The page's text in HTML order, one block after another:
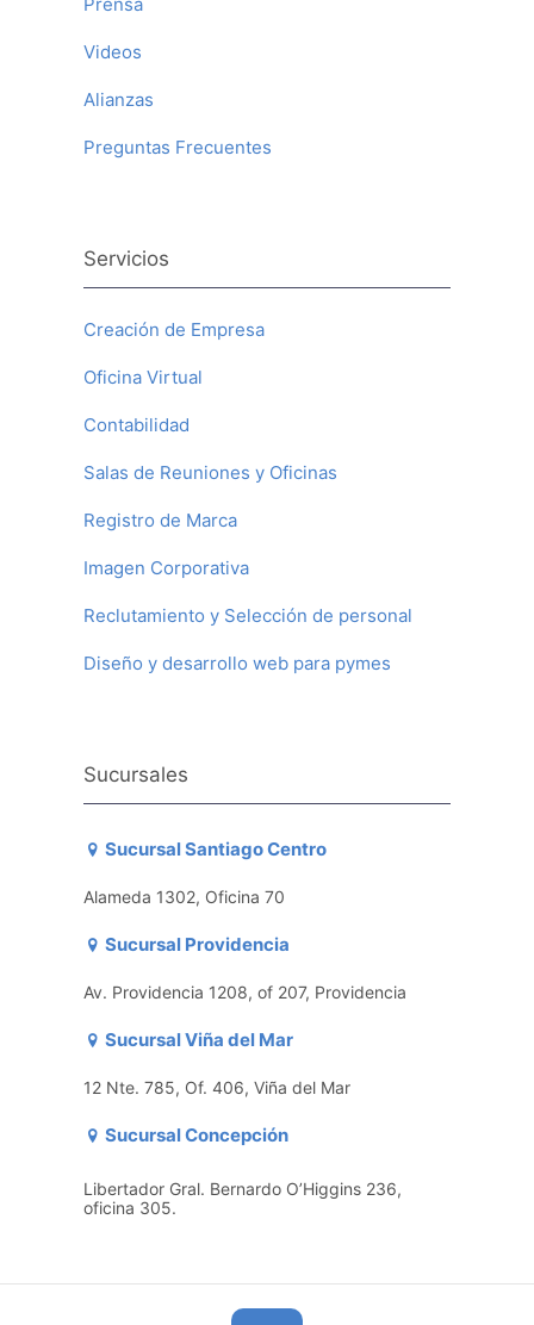
Videos
Alianzas
Preguntas Frecuentes
Servicios
Creación de Empresa
Oficina Virtual
Contabilidad
Salas de Reuniones y Oficinas
Registro de Marca
Imagen Corporativa
Reclutamiento y Selección de personal
Diseño y desarrollo web para pymes
Sucursales
Sucursal Santiago Centro
Alameda 1302, Oficina 70
Sucursal Providencia
Av. Providencia 1208, of 207, Providencia
Sucursal Viña del Mar
12 Nte. 785, Of. 406, Viña del Mar
Sucursal Concepción
Libertador Gral. Bernardo O’Higgins 236,
oficina 305.